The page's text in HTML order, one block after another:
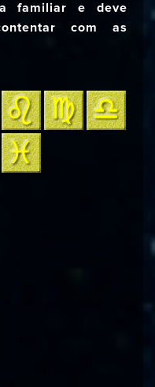
familiar e deve
com as